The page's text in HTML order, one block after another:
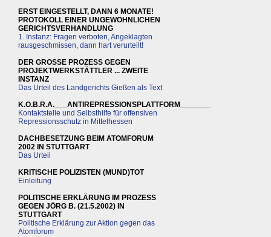
ERST EINGESTELLT, DANN 6 MONATE!
PROTOKOLL EINER UNGEWÖHNLICHEN
GERICHTSVERHANDLUNG
1. Instanz: Fragen verboten, Angeklagten
rausgeschmissen, dann hart verurteilt!
DER GROSSE PROZESS GEGEN
PROJEKTWERKSTÄTTLER ... ZWEITE
INSTANZ
Das Urteil des Landgerichts Gießen als Text
K.O.B.R.A.___ANTIREPRESSIONSPLATTFORM_______
Kontaktstelle und Selbsthilfe für offensiven
Repressionsschutz in Mittelhessen
DACHBESETZUNG BEIM ATOMFORUM
2002 IN STUTTGART
Das Urteil
KRITISCHE POLIZISTEN (MUND)TOT
Einleitung
POLITISCHE ERKLÄRUNG IM PROZESS
GEGEN JÖRG B. (21.5.2002) IN
STUTTGART
Politische Erklärung zur Aktion gegen das
Atomforum